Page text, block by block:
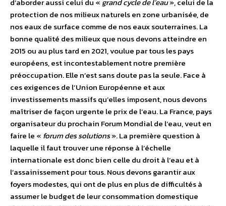
d’aborder aussi celui du « grand cycle de l’eau», celui de la
protection de nos milieux naturels en zone urbanisée, de
nos eaux de surface comme de nos eaux souterraines. La
bonne qualité des milieux que nous devons atteindre en
2015 ou au plus tard en 2021, voulue par tous les pays
européens, est incontestablement notre première
préoccupation. Elle n’est sans doute pas la seule. Face à
ces exigences de l’Union Européenne et aux
investissements massifs qu’elles imposent, nous devons
maîtriser de façon urgente le prix de l’eau. La France, pays
organisateur du prochain Forum Mondial de l’eau, veut en
faire le « forum des solutions». La première question à
laquelle il faut trouver une réponse à l’échelle
internationale est donc bien celle du droit à l’eau et à
l’assainissement pour tous. Nous devons garantir aux
foyers modestes, qui ont de plus en plus de difficultés à
assumer le budget de leur consommation domestique